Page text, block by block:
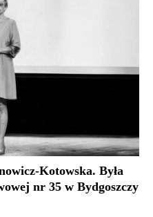
Kotowska. Była
nr 35 w Bydgoszczy